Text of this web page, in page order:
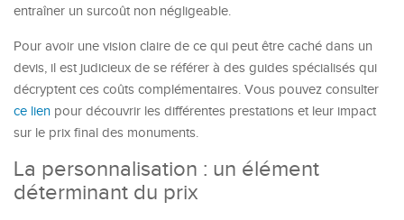
entraîner un surcoût non négligeable.
Pour avoir une vision claire de ce qui peut être caché dans un
devis, il est judicieux de se référer à des guides spécialisés qui
décryptent ces coûts complémentaires. Vous pouvez consulter
ce lien pour découvrir les différentes prestations et leur impact
sur le prix final des monuments.
La personnalisation : un élément
déterminant du prix